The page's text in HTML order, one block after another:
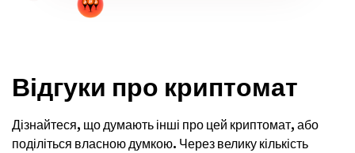
Відгуки про криптомат
Дізнайтеся, що думають інші про цей криптомат, або
поділіться власною думкою. Через велику кількість